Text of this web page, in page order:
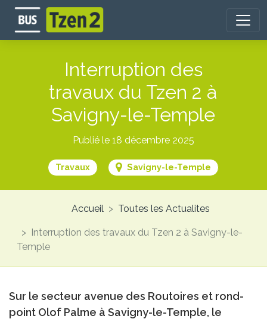
Aller
contenu
Interruption des
travaux du Tzen 2 à
Savigny-le-Temple
Publié le 18 décembre 2025
Travaux Savigny-le-Temple
Accueil Toutes les Actualites
Interruption des travaux du Tzen 2 à Savigny-le-
Temple
Sur le secteur avenue des Routoires et rond-
point Olof Palme à Savigny-le-Temple, le